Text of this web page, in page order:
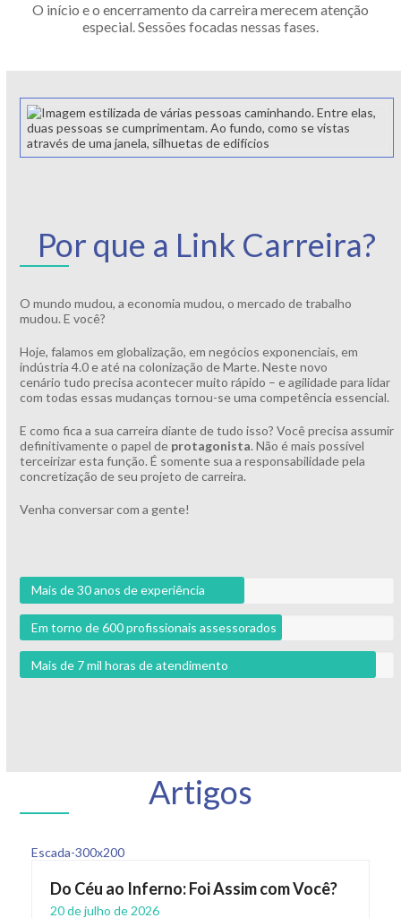
O início e o encerramento da carreira merecem atenção
especial. Sessões focadas nessas fases.
Por que a Link Carreira?
O mundo mudou, a economia mudou, o mercado de trabalho
mudou. E você?
Hoje, falamos em globalização, em negócios exponenciais, em
indústria 4.0 e até na colonização de Marte. Neste novo
cenário tudo precisa acontecer muito rápido – e agilidade para lidar
com todas essas mudanças tornou-se uma competência essencial.
E como fica a sua carreira diante de tudo isso? Você precisa assumir
definitivamente o papel de protagonista. Não é mais possível
terceirizar esta função. É somente sua a responsabilidade pela
concretização de seu projeto de carreira.
Venha conversar com a gente!
Mais de 30 anos de experiência
Em torno de 600 profissionais assessorados
Mais de 7 mil horas de atendimento
Artigos
Do Céu ao Inferno: Foi Assim com Você?
20 de julho de 2026